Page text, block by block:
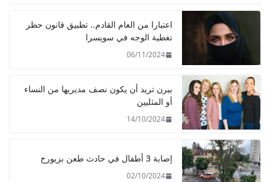
اعتبارا من العام القادم.. تطبيق قانون حظر
تغطية الوجه في سويسرا
06/11/2024
بيرن تريد أن يكون نصف مديريها من النساء
أو المثليين
14/10/2024
إصابة 3 أطفال في حادث طعن بزيورخ
02/10/2024